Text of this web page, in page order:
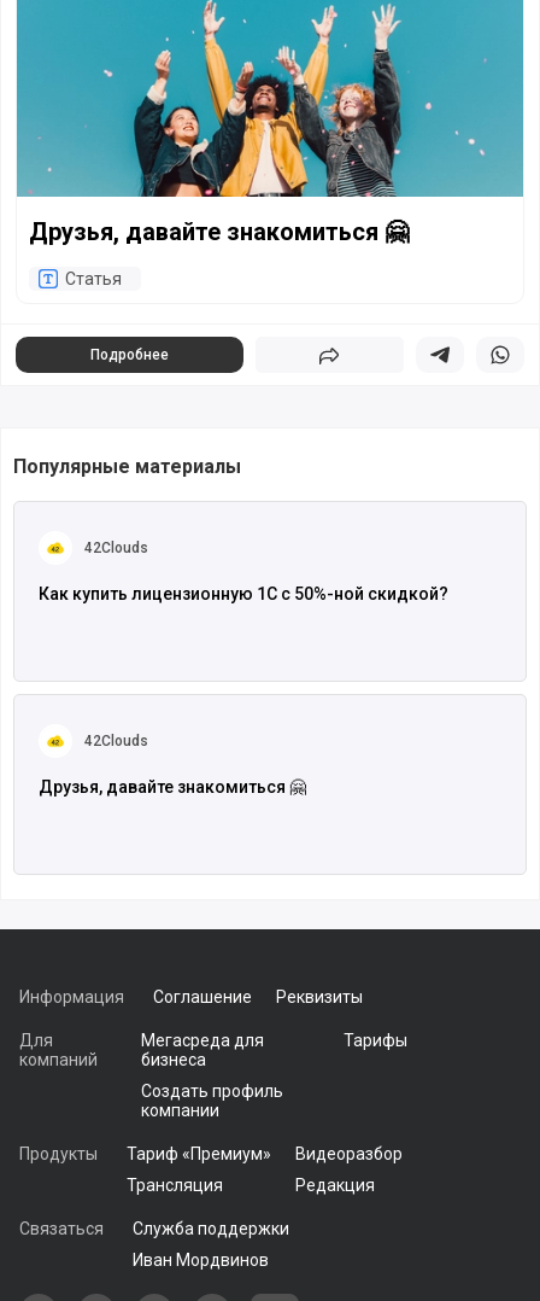
Друзья, давайте знакомиться 🤗
Статья
Подробнее Поделиться Поделиться в
Популярные материалы
42Clouds
Как купить лицензионную 1С с 50%-ной скидкой?
42Clouds
Друзья, давайте знакомиться 🤗
Информация Соглашение Реквизиты
Для
компаний
Мегасреда для
бизнеса
Тарифы
Создать профиль
компании
Продукты Тариф «Премиум»
Видеоразбор
Трансляция
Редакция
Связаться
Служба поддержки
Иван Мордвинов